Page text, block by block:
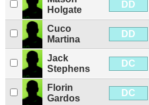
Holgate
DD
Cuco
Martina
DD
Jack
Stephens
DC
Florin
Gardos
DC